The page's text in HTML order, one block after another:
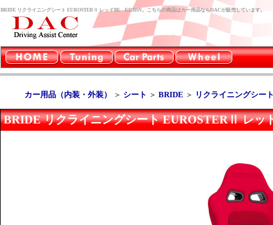
BRIDE リクライニングシート EUROSTERⅡ レッドBE E32BSN。こちらの商品はカー用品ならDACが販売しています。
カー用品（内装・外装） ＞ シート ＞ BRIDE ＞ リクライニングシー
BRIDE リクライニングシート EUROSTERⅡ レ